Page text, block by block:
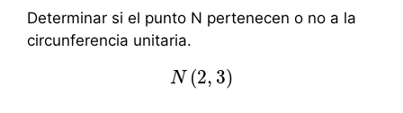
Determinar si el punto N pertenecen o no a la
circunferencia unitaria.
N (2, 3)
N ( 2,3)